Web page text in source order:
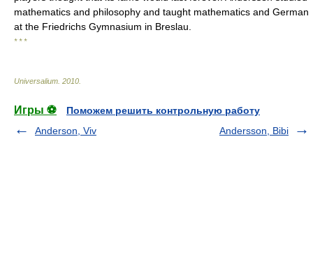
mathematics and philosophy and taught mathematics and German
at the Friedrichs Gymnasium in Breslau.
* * *
Universalium 2010
Игры ⚽
Поможем решить контрольную работу
Anderson, Viv
Andersson, Bibi